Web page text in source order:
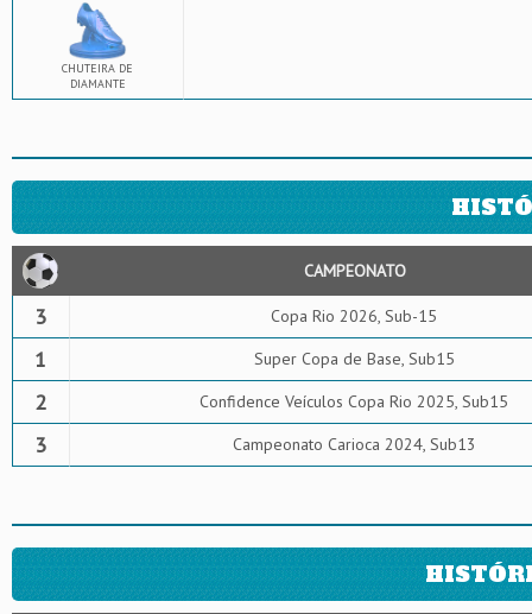
CHUTEIRA DE
DIAMANTE
CAMPEONATO
3 Copa Rio 2026, Sub-15
1 Super Copa de Base, Sub15
2 Confidence Veículos Copa Rio 2025, Sub15
3 Campeonato Carioca 2024, Sub13